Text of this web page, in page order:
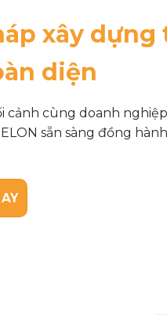
xây dựng
diện
cảnh cùng doanh nghiệp
sẵn sàng đồng
chăm
nhiều
nhất
là sự đảm bảo thành
thương hiệu uy tín